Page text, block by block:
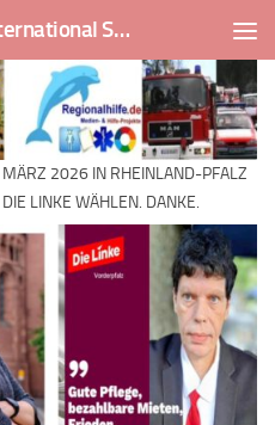
Regionalhilfe. de ISMOT International Social And Medical Outreach Team
2026 IN RHEINLAND-PFALZ
LINKE WÄHLEN. DANKE.